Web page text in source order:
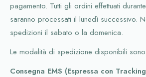
pagamento. Tutti gli ordini effettuati
saranno processati il lunedì successivo.
spedizioni il sabato o la domenica.
Le modalità di spedizione disponibili
Consegna EMS (Espressa con